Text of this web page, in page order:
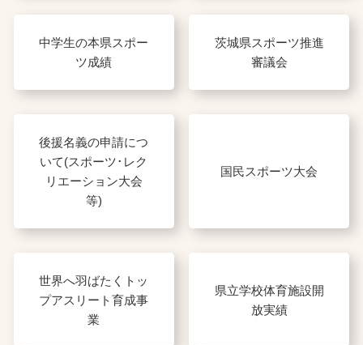
中学生の本県スポー
ツ成績
茨城県スポーツ推進
審議会
後援名義の申請につ
いて(スポーツ･レク
リエーション大会
等)
国民スポーツ大会
世界へ羽ばたくトッ
プアスリート育成事
業
県立学校体育施設開
放実績